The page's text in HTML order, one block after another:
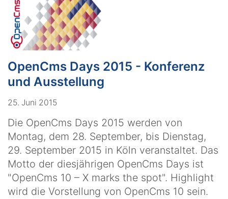
OpenCms Days 2015 - Konferenz
und Ausstellung
25. Juni 2015
Die OpenCms Days 2015 werden von
Montag, dem 28. September, bis Dienstag,
29. September 2015 in Köln veranstaltet. Das
Motto der diesjährigen OpenCms Days ist
"OpenCms 10 – X marks the spot". Highlight
wird die Vorstellung von OpenCms 10 sein.